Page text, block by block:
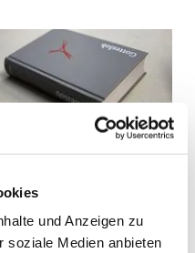
und Anzeigen zu
soziale Medien anbieten